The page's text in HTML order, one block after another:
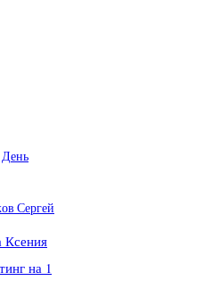
День
Сергей
Ксения
на 1